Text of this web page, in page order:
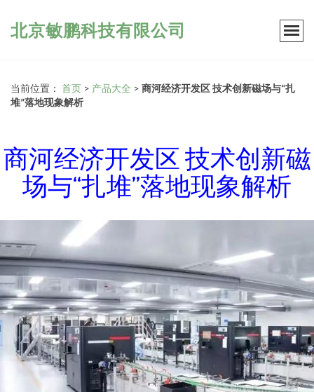
北京敏鹏科技有限公司
当前位置： 首页 > 产品大全 > 商河经济开发区 技术创新磁场与“扎
堆”落地现象解析
商河经济开发区 技术创新磁
场与“扎堆”落地现象解析